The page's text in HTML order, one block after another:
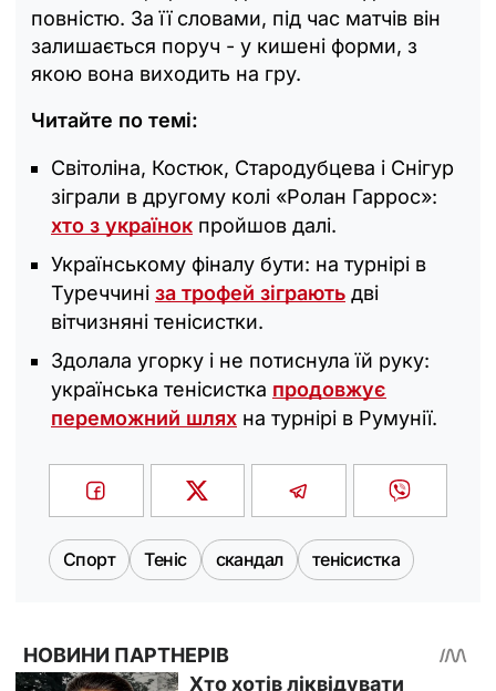
повністю. За її словами, під час матчів він
залишається поруч - у кишені форми, з
якою вона виходить на гру.
Читайте по темі:
Світоліна, Костюк, Стародубцева і Снігур
зіграли в другому колі «Ролан Гаррос»:
хто з українок пройшов далі.
Українському фіналу бути: на турнірі в
Туреччині за трофей зіграють дві
вітчизняні тенісистки.
Здолала угорку і не потиснула їй руку:
українська тенісистка продовжує
переможний шлях на турнірі в Румунії.
Спорт Теніс скандал тенісистка